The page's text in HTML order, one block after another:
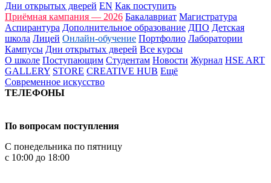
Дни открытых дверей EN Как поступить
Приёмная кампания — 2026 Бакалавриат Магистратура
Аспирантура Дополнительное образование ДПО Детская
школа Лицей Онлайн-обучение Портфолио Лаборатории
Кампусы Дни открытых дверей Все курсы
О школе Поступающим Студентам Новости Журнал HSE ART
GALLERY STORE CREATIVE HUB Ещё
Современное искусство
ТЕЛЕФОНЫ
По вопросам поступления
С понедельника по пятницу
с 10:00 до 18:00